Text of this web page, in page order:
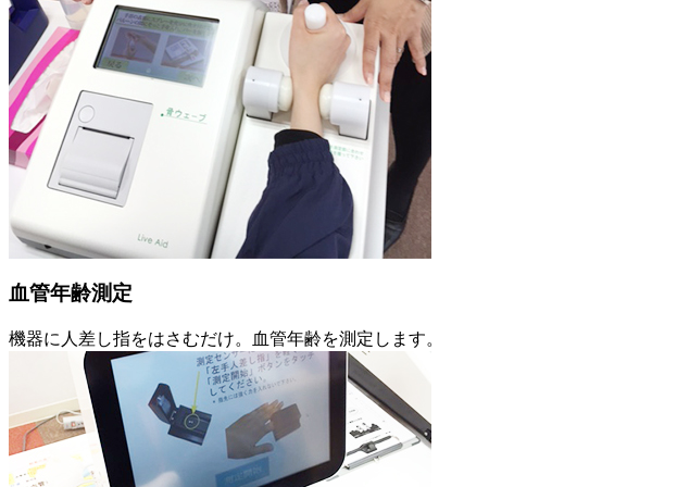
血管年齢測定
機器に人差し指をはさむだけ。血管年齢を測定します。